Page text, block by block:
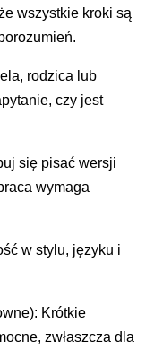
wszystkie kroki są
rodzica lub
czy jest
się pisać wersji
wymaga
w stylu, języku i
Krótkie
zwłaszcza dla